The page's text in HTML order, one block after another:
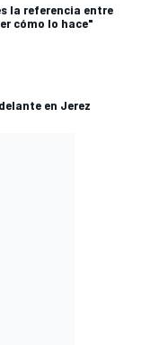
la referencia entre
cómo lo hace"
en Jerez